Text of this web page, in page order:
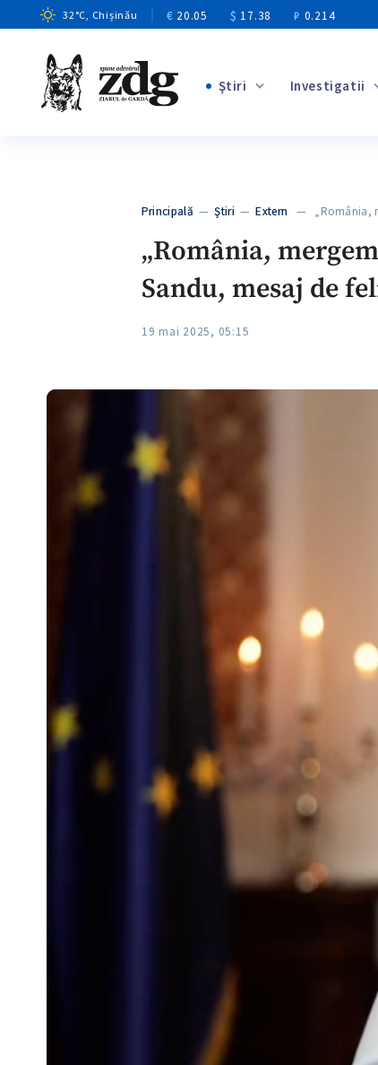
32°C, Chișinău € 20.05 $ 17.38 ₽ 0.214
Ştiri Investigatii
Principală —Ştiri —Extern — „România,
„România,
Sandu, mesaj de
19 mai 2025, 05:15